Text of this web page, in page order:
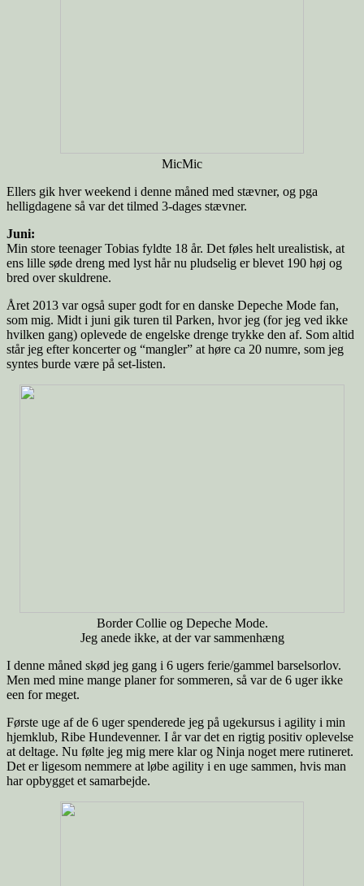
MicMic
Ellers gik hver weekend i denne måned med stævner, og pga
helligdagene så var det tilmed 3-dages stævner.
Juni:
Min store teenager Tobias fyldte 18 år. Det føles helt urealistisk, at
ens lille søde dreng med lyst hår nu pludselig er blevet 190 høj og
bred over skuldrene.
Året 2013 var også super godt for en danske Depeche Mode fan,
som mig. Midt i juni gik turen til Parken, hvor jeg (for jeg ved ikke
hvilken gang) oplevede de engelske drenge trykke den af. Som altid
står jeg efter koncerter og “mangler” at høre ca 20 numre, som jeg
syntes burde være på set-listen.
Border Collie og Depeche Mode.
Jeg anede ikke, at der var sammenhæng
I denne måned skød jeg gang i 6 ugers ferie/gammel barselsorlov.
Men med mine mange planer for sommeren, så var de 6 uger ikke
een for meget.
Første uge af de 6 uger spenderede jeg på ugekursus i agility i min
hjemklub, Ribe Hundevenner. I år var det en rigtig positiv oplevelse
at deltage. Nu følte jeg mig mere klar og Ninja noget mere rutineret.
Det er ligesom nemmere at løbe agility i en uge sammen, hvis man
har opbygget et samarbejde.